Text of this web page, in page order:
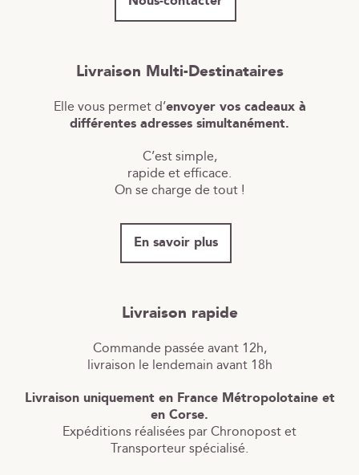
Livraison Multi-Destinataires
Elle vous permet d’envoyer vos cadeaux à
différentes adresses simultanément.
C’est simple,
rapide et efficace.
On se charge de tout !
En savoir plus
Livraison rapide
Commande passée avant 12h,
livraison le lendemain avant 18h
Livraison uniquement en France Métropolotaine et
en Corse.
Expéditions réalisées par Chronopost et
Transporteur spécialisé.